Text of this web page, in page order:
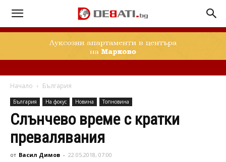
Начало България
България На фокус Новина Топновина
Слънчево време с кратки
превалявания
от Васил Димов - 22.05.2018, 07:00